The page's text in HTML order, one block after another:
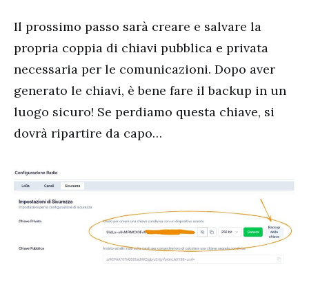
Il prossimo passo sarà creare e salvare la
propria coppia di chiavi pubblica e privata
necessaria per le comunicazioni. Dopo aver
generato le chiavi, è bene fare il backup in un
luogo sicuro! Se perdiamo questa chiave, si
dovrà ripartire da capo…